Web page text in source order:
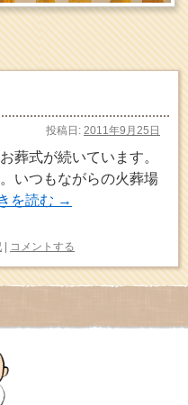
投稿日: 2011年9月25日
葬式が続いています。
いつもながらの火葬場
を読む →
| コメントする